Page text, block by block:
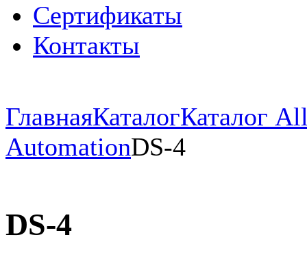
Сертификаты
Контакты
ГлавнаяКаталогКаталог
AutomationDS-4
DS-4